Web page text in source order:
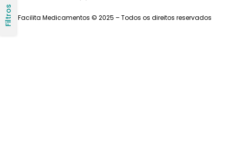
Filtros Facilita Medicamentos © 2025 – Todos os direitos reservados